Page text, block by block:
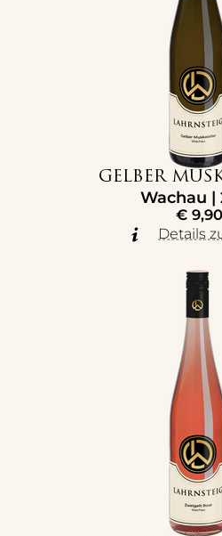
GELBER
Wachau |
€9,90
Details